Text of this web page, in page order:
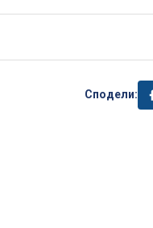
Сподели: